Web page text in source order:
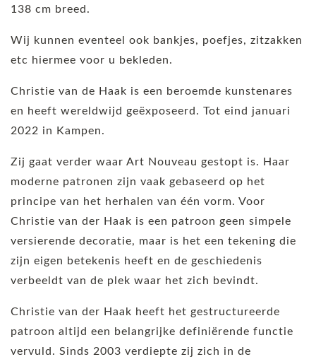
138 cm breed.
Wij kunnen eventeel ook bankjes, poefjes, zitzakken
etc hiermee voor u bekleden.
Christie van de Haak is een beroemde kunstenares
en heeft wereldwijd geëxposeerd. Tot eind januari
2022 in Kampen.
Zij gaat verder waar Art Nouveau gestopt is. Haar
moderne patronen zijn vaak gebaseerd op het
principe van het herhalen van één vorm. Voor
Christie van der Haak is een patroon geen simpele
versierende decoratie, maar is het een tekening die
zijn eigen betekenis heeft en de geschiedenis
verbeeldt van de plek waar het zich bevindt.
Christie van der Haak heeft het gestructureerde
patroon altijd een belangrijke definiërende functie
vervuld. Sinds 2003 verdiepte zij zich in de